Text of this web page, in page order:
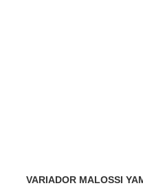
ADICIONAR
VARIADOR MALOSSI